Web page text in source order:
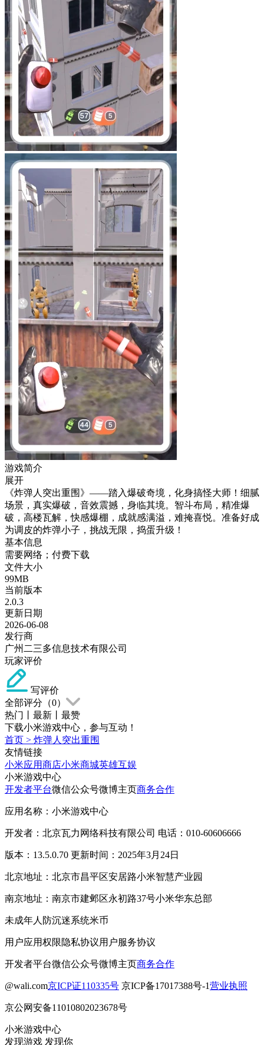
游戏简介
展开
《炸弹人突出重围》——踏入爆破奇境，化身搞怪大师！细腻
场景，真实爆破，音效震撼，身临其境。智斗布局，精准爆
破，高楼瓦解，快感爆棚，成就感满溢，难掩喜悦。准备好成
为调皮的炸弹小子，挑战无限，捣蛋升级！
基本信息
需要网络；付费下载
文件大小
99MB
当前版本
2.0.3
更新日期
2026-06-08
发行商
广州二三多信息技术有限公司
玩家评价
写评价
全部评分（0）
热门
最新
最赞
下载小米游戏中心，参与互动！
首页 > 炸弹人突出重围
友情链接
小米应用商店小米商城英雄互娱
小米游戏中心
开发者平台微信公众号微博主页商务合作
应用名称：小米游戏中心
开发者：北京瓦力网络科技有限公司 电话：010-60606666
版本：13.5.0.70 更新时间：2025年3月24日
北京地址：北京市昌平区安居路小米智慧产业园
南京地址：南京市建邺区永初路37号小米华东总部
未成年人防沉迷系统米币
用户应用权限隐私协议用户服务协议
开发者平台微信公众号微博主页商务合作
@wali.com京ICP证110335号 京ICP备17017388号-1营业执照
京公网安备11010802023678号
小米游戏中心
发现游戏 发现你